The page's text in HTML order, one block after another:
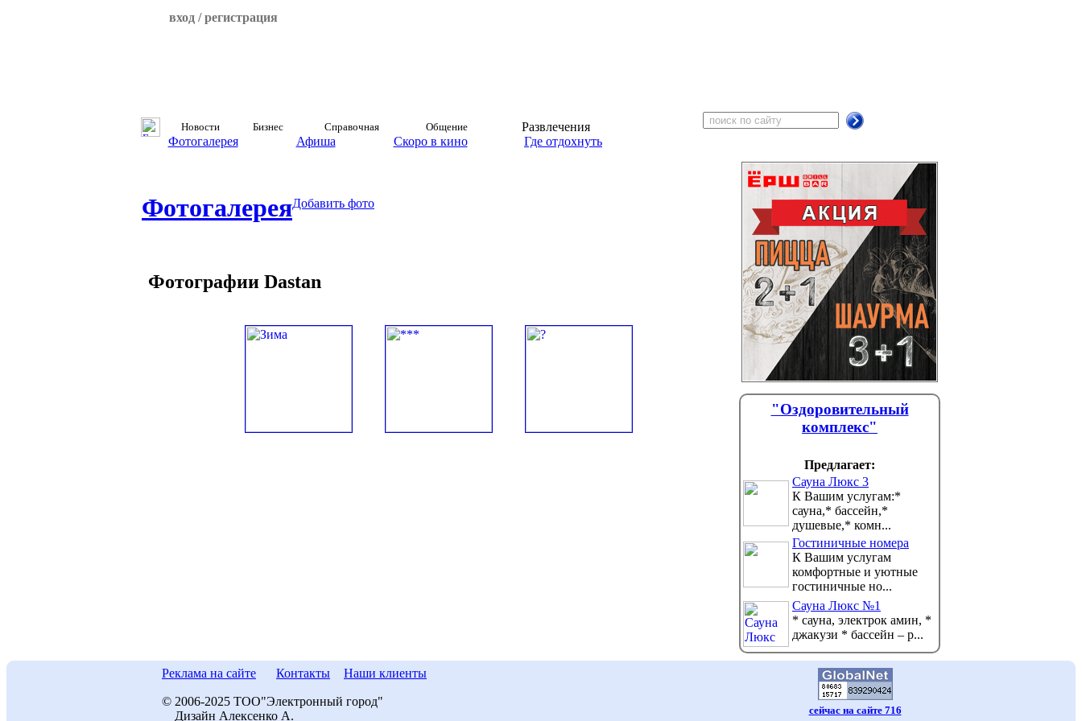
вход / регистрация
Новости Бизнес Справочная Общение
Развлечения
Фотогалерея
Афиша Скоро в кино Где отдохнуть
ФотогалереяДобавить фото
Фотографии Dastan
"Оздоровительный
комплекс"
Предлагает:
Сауна Люкс 3
К Вашим услугам:*
сауна,* бассейн,*
душевые,* комн...
Гостиничные номера
К Вашим услугам
комфортные и уютные
гостиничные но...
Сауна Люкс №1
* сауна, электрок амин, *
джакузи * бассейн – р...
Реклама на сайте Контакты Наши клиенты
сейчас на сайте 716
© 2006-2025 ТОО"Электронный город"
Дизайн Алексенко А.